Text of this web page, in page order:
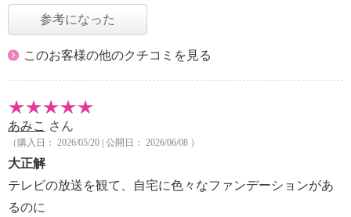
参考になった
このお客様の他のクチコミを見る
あみこ さん
（購入日： 2026/05/20 | 公開日： 2026/06/08 ）
大正解
テレビの放送を観て、自宅に色々なファンデーションがあ
るのに